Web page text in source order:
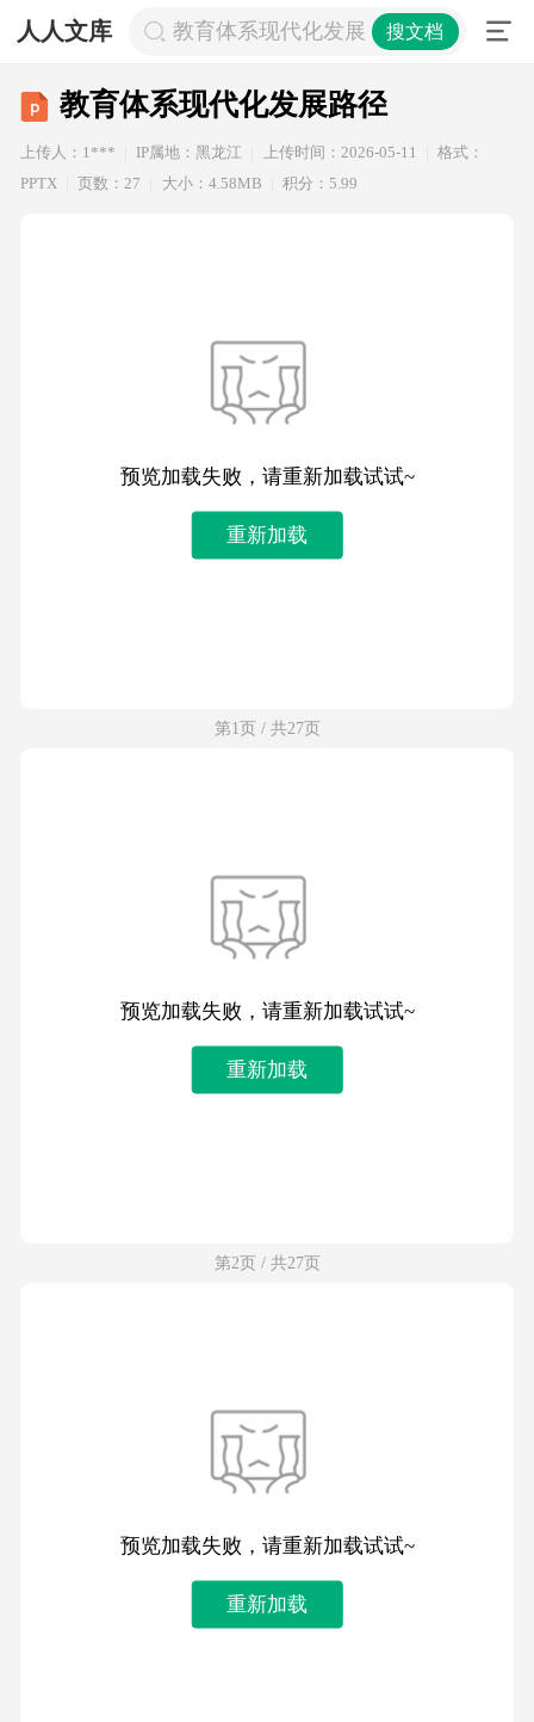
人人文库 教育体系现代化发展路径搜文档
教育体系现代化发展路径
上传人：1*** IP属地：黑龙江 上传时间：2026-05-11
格式：
PPTX
页数：27 大小：4.58MB 积分：5.99
预览加载失败，请重新加载试试~
重新加载
第1页 / 共27页
预览加载失败，请重新加载试试~
重新加载
第2页 / 共27页
预览加载失败，请重新加载试试~
重新加载